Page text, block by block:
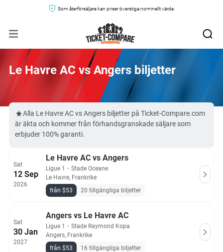
Som återförsäljare kan priser överstiga nominellt värde.
Le Havre AC vs Angers biljetter
Alla Le Havre AC vs Angers biljetter på Ticket-Compare.com
är äkta och kommer från förhandsgranskade säljare som
erbjuder 100% garanti.
Sat
12 Sep
2026
Le Havre AC vs Angers
Ligue 1 ・ Stade Oceane
Le Havre, Frankrike
från $53
20 tillgängliga biljetter
Sat
30 Jan
2027
Angers vs Le Havre AC
Ligue 1 ・ Stade Raymond Kopa
Angers, Frankrike
från $53
16 tillgängliga biljetter